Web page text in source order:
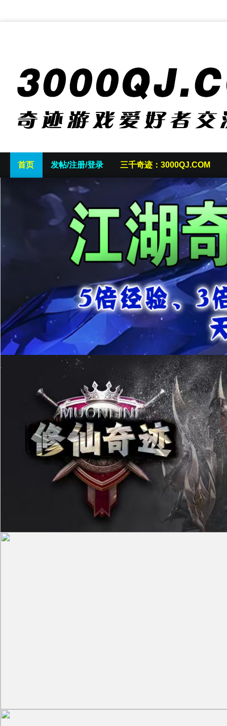
首页 发帖/注册/登录 三千奇迹：3000QJ.COM